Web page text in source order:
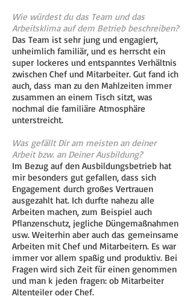
Wie würdest du das Team und das
Arbeitsklima auf dem Betrieb beschreiben?
Das Team ist sehr jung und engagiert,
unheimlich familiär, und es herrscht ein
super lockeres und entspanntes Verhältnis
zwischen Chef und Mitarbeiter. Gut fand ich
auch, dass man zu den Mahlzeiten immer
zusammen an einem Tisch sitzt, was
nochmal die familiäre Atmosphäre
unterstreicht.
Was gefällt Dir am meisten an deiner
Arbeit bzw. an Deiner Ausbildung?
Im Bezug auf den Ausbildungsbetrieb hat
mir besonders gut gefallen, dass sich
Engagement durch großes Vertrauen
ausgezahlt hat. Ich durfte nahezu alle
Arbeiten machen, zum Beispiel auch
Pflanzenschutz, jegliche Düngemaßnahmen
usw. Weiterhin aber auch das gemeinsame
Arbeiten mit Chef und Mitarbeitern. Es war
immer vor allem spaßig und produktiv. Bei
Fragen wird sich Zeit für einen genommen
und man k jeden fragen: ob Mitarbeiter
Altenteiler oder Chef.